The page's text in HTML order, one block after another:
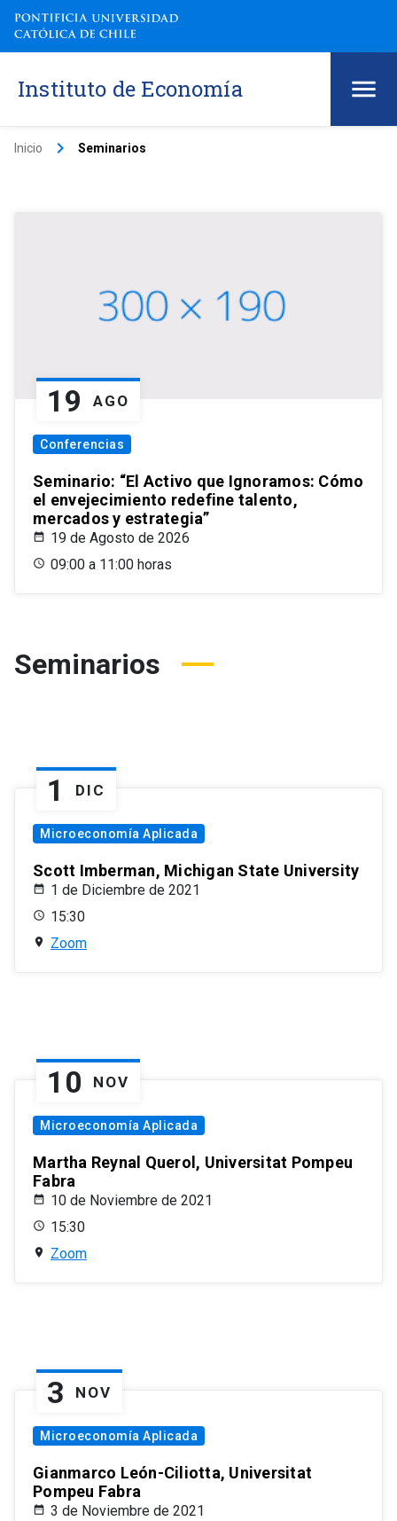
Instituto de Economía
Inicio keyboard_arrow_right Seminarios
19 AGO
Conferencias
Seminario: “El Activo que Ignoramos: Cómo
el envejecimiento redefine talento,
mercados y estrategia”
19 de Agosto de 2026
09:00 a 11:00 horas
Seminarios
1 DIC
Microeconomía Aplicada
Scott Imberman, Michigan State University
1 de Diciembre de 2021
15:30
Zoom
10 NOV
Microeconomía Aplicada
Martha Reynal Querol, Universitat Pompeu
Fabra
10 de Noviembre de 2021
15:30
Zoom
3 NOV
Microeconomía Aplicada
Gianmarco León-Ciliotta, Universitat
Pompeu Fabra
3 de Noviembre de 2021